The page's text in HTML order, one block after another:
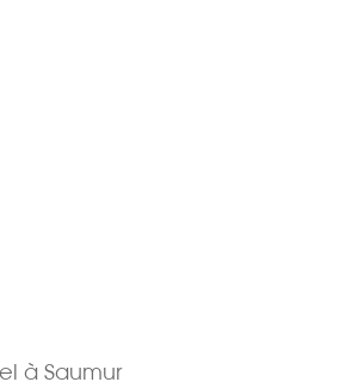
à Saumur